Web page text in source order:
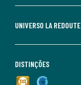
UNIVERSO LA REDOUTE
DISTINÇÕES